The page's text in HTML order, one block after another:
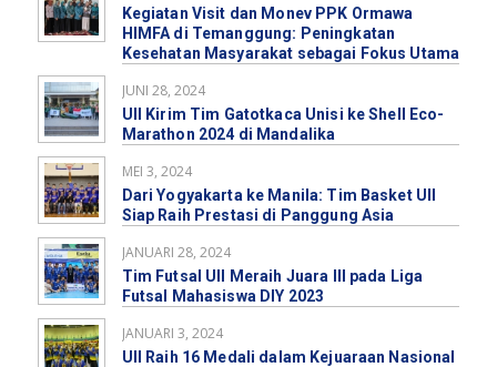
Kegiatan Visit dan Monev PPK Ormawa
HIMFA di Temanggung: Peningkatan
Kesehatan Masyarakat sebagai Fokus Utama
JUNI 28, 2024
UII Kirim Tim Gatotkaca Unisi ke Shell Eco-
Marathon 2024 di Mandalika
MEI 3, 2024
Dari Yogyakarta ke Manila: Tim Basket UII
Siap Raih Prestasi di Panggung Asia
JANUARI 28, 2024
Tim Futsal UII Meraih Juara III pada Liga
Futsal Mahasiswa DIY 2023
JANUARI 3, 2024
UII Raih 16 Medali dalam Kejuaraan Nasional